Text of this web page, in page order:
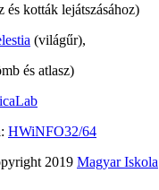
és kották lejátszásához)
(világűr),
és atlasz)
: HWiNFO32/64
2019 Magyar Iskola